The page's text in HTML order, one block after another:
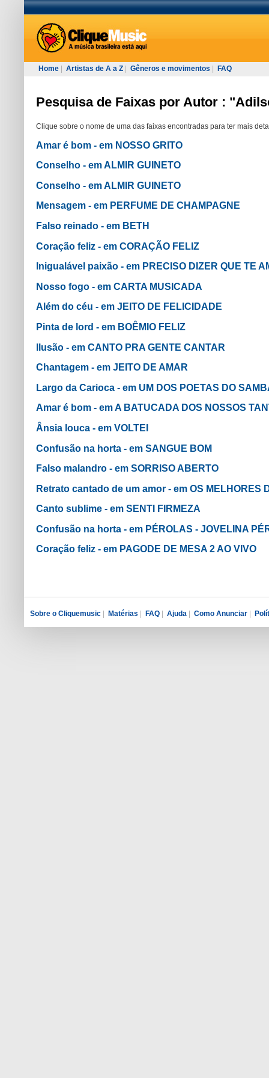
Home Artistas de A a Z Gêneros e movimentos FAQ
Pesquisa de Faixas por Autor :
Clique sobre o nome de uma das faixas encontradas para ter mais
Amar é bom - em NOSSO GRITO
Conselho - em ALMIR GUINETO
Conselho - em ALMIR GUINETO
Mensagem - em PERFUME DE CHAMPAGNE
Falso reinado - em BETH
Coração feliz - em CORAÇÃO FELIZ
Inigualável paixão - em PRECISO DIZER QUE TE
Nosso fogo - em CARTA MUSICADA
Além do céu - em JEITO DE FELICIDADE
Pinta de lord - em BOÊMIO FELIZ
Ilusão - em CANTO PRA GENTE CANTAR
Chantagem - em JEITO DE AMAR
Largo da Carioca - em UM DOS POETAS DO
Amar é bom - em A BATUCADA DOS NOSSOS
Ânsia louca - em VOLTEI
Confusão na horta - em SANGUE BOM
Falso malandro - em SORRISO ABERTO
Retrato cantado de um amor - em OS MELHORES
Canto sublime - em SENTI FIRMEZA
Confusão na horta - em PÉROLAS - JOVELINA
Coração feliz - em PAGODE DE MESA 2 AO VIVO
Sobre o Cliquemusic Matérias FAQ Ajuda Como Anunciar